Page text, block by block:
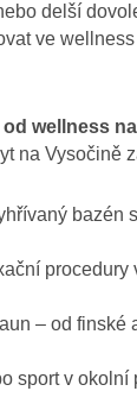
delší
ve
wellness
na Vysočině
bazén
procedury
– od finské
sport v okolní